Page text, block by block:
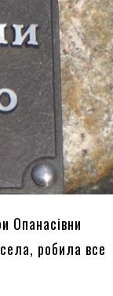
Опанасівни
робила все